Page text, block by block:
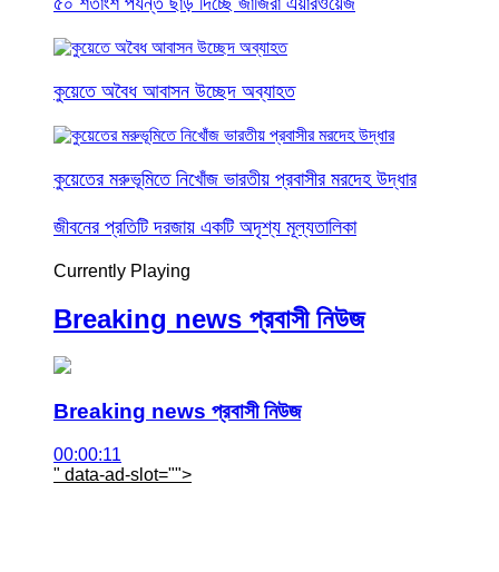
কুয়েতে অবৈধ আবাসন উচ্ছেদ অব্যাহত
কুয়েতের মরুভূমিতে নিখোঁজ ভারতীয় প্রবাসীর মরদেহ উদ্ধার
জীবনের প্রতিটি দরজায় একটি অদৃশ্য মূল্যতালিকা
Currently Playing
Breaking news প্রবাসী নিউজ
Breaking news প্রবাসী নিউজ
00:00:11
" data-ad-slot="">